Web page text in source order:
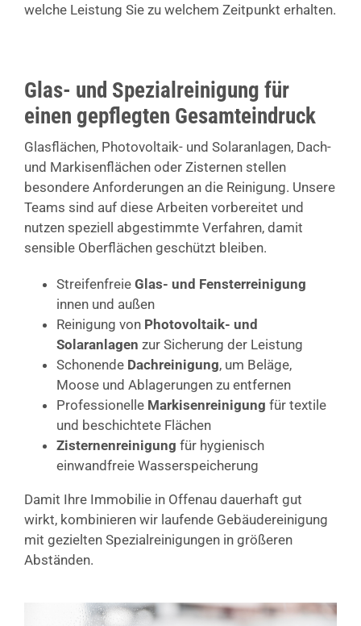
welche Leistung Sie zu welchem Zeitpunkt erhalten.
Glas- und Spezialreinigung für
einen gepflegten Gesamteindruck
Glasflächen, Photovoltaik- und Solaranlagen, Dach-
und Markisenflächen oder Zisternen stellen
besondere Anforderungen an die Reinigung. Unsere
Teams sind auf diese Arbeiten vorbereitet und
nutzen speziell abgestimmte Verfahren, damit
sensible Oberflächen geschützt bleiben.
Streifenfreie Glas- und Fensterreinigung
innen und außen
Reinigung von Photovoltaik- und
Solaranlagen zur Sicherung der Leistung
Schonende Dachreinigung, um Beläge,
Moose und Ablagerungen zu entfernen
Professionelle Markisenreinigung für textile
und beschichtete Flächen
Zisternenreinigung für hygienisch
einwandfreie Wasserspeicherung
Damit Ihre Immobilie in Offenau dauerhaft gut
wirkt, kombinieren wir laufende Gebäudereinigung
mit gezielten Spezialreinigungen in größeren
Abständen.